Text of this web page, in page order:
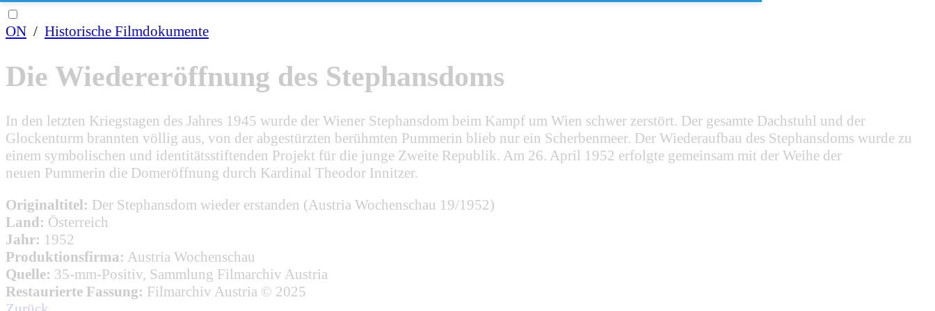
ON / Historische Filmdokumente
Die Wiedereröffnung des Stephansdoms
In den letzten Kriegstagen des Jahres 1945 wurde der Wiener Stephansdom beim Kampf um Wien schwer zerstört. Der gesamte Dachstuhl und der
Glockenturm brannten völlig aus, von der abgestürzten berühmten Pummerin blieb nur ein Scherbenmeer. Der Wiederaufbau des Stephansdoms wurde zu
einem symbolischen und identitätsstiftenden Projekt für die junge Zweite Republik. Am 26. April 1952 erfolgte gemeinsam mit der Weihe der
neuen Pummerin die Domeröffnung durch Kardinal Theodor Innitzer.
Originaltitel: Der Stephansdom wieder erstanden (Austria Wochenschau 19/1952)
Land: Österreich
Jahr: 1952
Produktionsfirma: Austria Wochenschau
Quelle: 35-mm-Positiv, Sammlung Filmarchiv Austria
Restaurierte Fassung: Filmarchiv Austria © 2025